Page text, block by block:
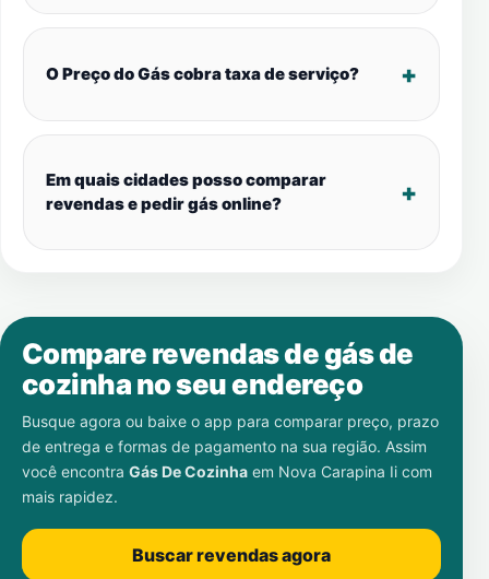
O Preço do Gás cobra taxa de serviço?
Em quais cidades posso comparar
revendas e pedir gás online?
Compare revendas de gás de
cozinha no seu endereço
Busque agora ou baixe o app para comparar preço, prazo
de entrega e formas de pagamento na sua região. Assim
você encontra Gás De Cozinha em Nova Carapina Ii com
mais rapidez.
Buscar revendas agora